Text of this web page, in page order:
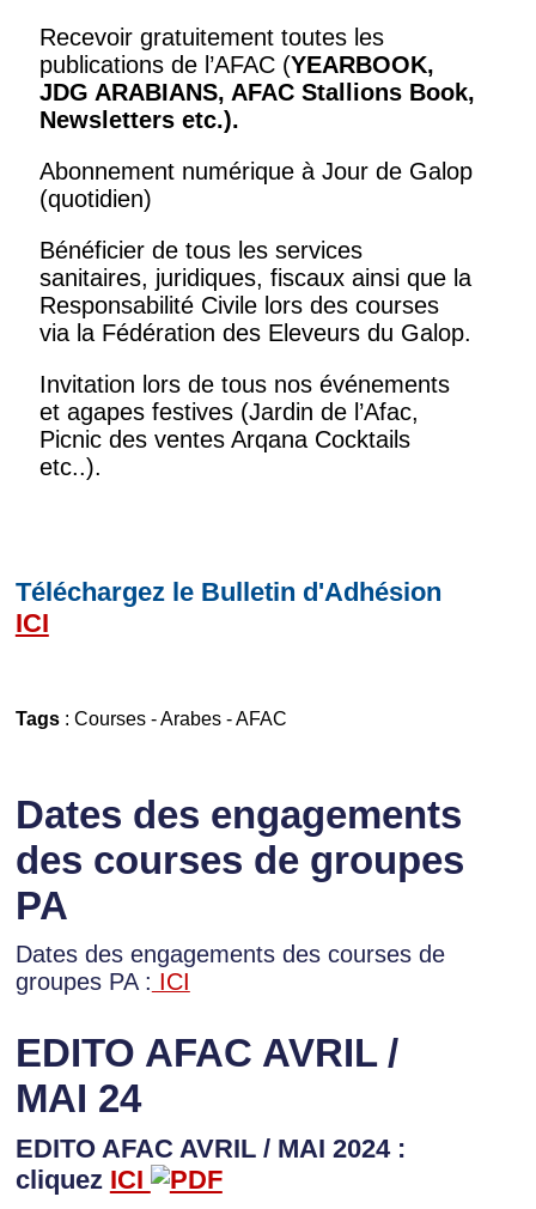
Recevoir gratuitement toutes les
publications de l’AFAC (YEARBOOK,
JDG ARABIANS, AFAC Stallions Book,
Newsletters etc.).
Abonnement numérique à Jour de Galop
(quotidien)
Bénéficier de tous les services
sanitaires, juridiques, fiscaux ainsi que la
Responsabilité Civile lors des courses
via la Fédération des Eleveurs du Galop.
Invitation lors de tous nos événements
et agapes festives (Jardin de l’Afac,
Picnic des ventes Arqana Cocktails
etc..).
Téléchargez le Bulletin d'Adhésion
ICI
Tags: Courses-Arabes-AFAC
Dates des engagements
des courses de groupes
PA
Dates des engagements des courses de
groupes PA : ICI
EDITO AFAC AVRIL /
MAI 24
EDITO AFAC AVRIL / MAI 2024 :
cliquez ICI